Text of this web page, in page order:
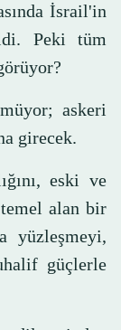
İsrail'in
Peki tüm
askeri
girecek.
eski ve
temel alan bir
yüzleşmeyi,
güçlerle